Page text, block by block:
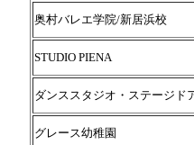
奥村バレエ学院/新居浜校
STUDIO PIENA
ダンススタジオ・ステージド
グレース幼稚園